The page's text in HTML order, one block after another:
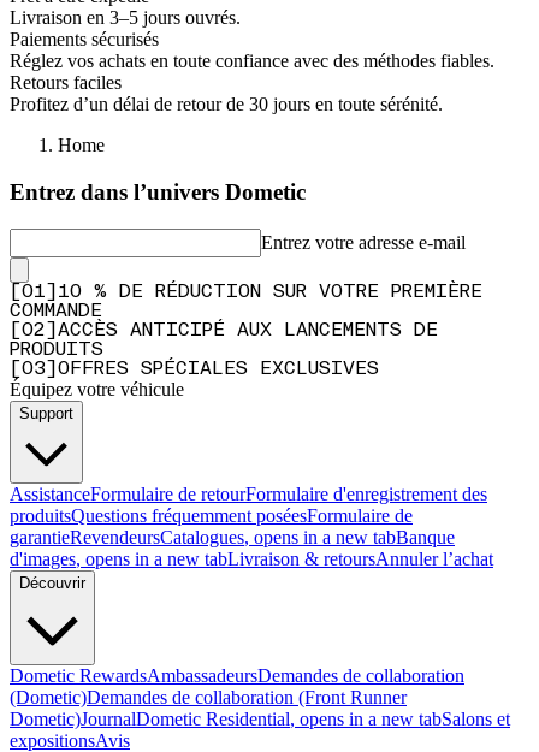
Livraison en 3–5 jours ouvrés.
Paiements sécurisés
Réglez vos achats en toute confiance avec des méthodes fiables.
Retours faciles
Profitez d’un délai de retour de 30 jours en toute sérénité.
Home
Entrez dans l’univers Dometic
Entrez votre adresse e-mail
01
10 % DE RÉDUCTION SUR VOTRE PREMIÈRE
COMMANDE
02
ACCÈS ANTICIPÉ AUX LANCEMENTS DE
PRODUITS
03 OFFRES SPÉCIALES EXCLUSIVES
Équipez votre véhicule
Support
AssistanceFormulaire de retourFormulaire d'enregistrement des
produitsQuestions fréquemment poséesFormulaire de
garantieRevendeursCatalogues, opens in a new tabBanque
d'images, opens in a new tabLivraison & retoursAnnuler l’achat
Découvrir
Dometic RewardsAmbassadeursDemandes de collaboration
(Dometic)Demandes de collaboration (Front Runner
Dometic)JournalDometic Residential, opens in a new tabSalons et
expositionsAvis